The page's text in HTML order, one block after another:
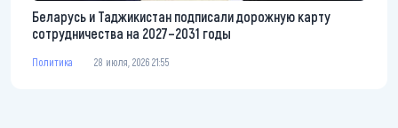
Беларусь и Таджикистан подписали дорожную карту
сотрудничества на 2027–2031 годы
Политика 28 июля, 2026 21:55